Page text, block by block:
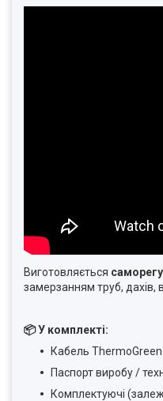
Виготовляється
замерзанням труб, дахів,
📦 У комплекті:
Кабель ThermoGreen
Паспорт виробу /
Комплектуючі